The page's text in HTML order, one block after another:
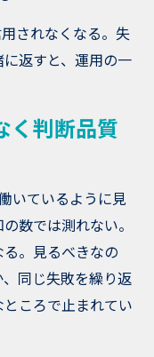
されなくなる。失
返すと、運用の一
く判断品質
いているように見
数では測れない。
。見るべきなの
同じ失敗を繰り返
ころで止まれてい